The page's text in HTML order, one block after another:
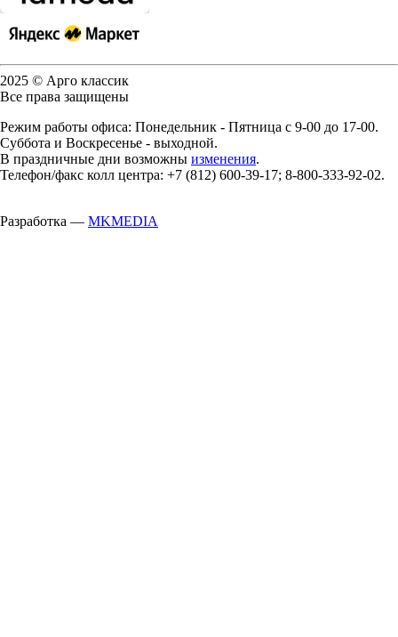
2025 © Арго классик
Все права защищены
Режим работы офиса: Понедельник - Пятница с 9-00 до 17-00.
Суббота и Воскресенье - выходной.
В праздничные дни возможны изменения.
Телефон/факс колл центра: +7 (812) 600-39-17; 8-800-333-92-02.
Разработка — MKMEDIA